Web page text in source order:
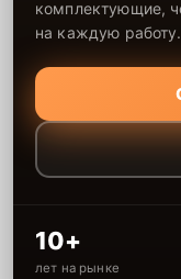
комплектующие,
на каждую работу.
10+
лет на рынке